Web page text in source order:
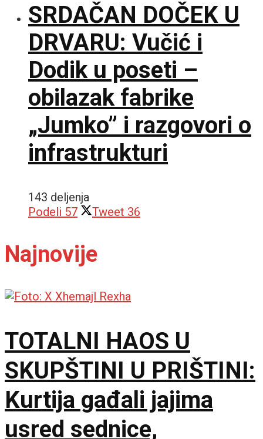
SRDAČAN DOČEK U
DRVARU: Vučić i
Dodik u poseti –
obilazak fabrike
„Jumko” i razgovori o
infrastrukturi
143 deljenja
Podeli 57 Tweet 36
Najnovije
TOTALNI HAOS U
SKUPŠTINI U PRIŠTINI:
Kurtija gađali jajima
usred sednice,